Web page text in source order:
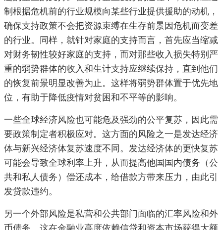
制根据危机前的行业规模向某些行业提供援助的动机，
确保支持政策不会把资源束缚在生存前景因危机而变差
的行业。同样，就针对家庭的支持而言，首先应当缩减
对财务韧性较好家庭的支持，而对那些收入损失特别严
重的弱势群体的收入和生计支持应继续保持，直到他们
的恢复前景明显改善为止。这样将弱势群体置于优先地
位，有助于降低疫情对贫困和不平等的影响。
一些全球经济风险也可能危及强劲的公平复苏，因此需
要政策制定者积极应对。这方面的风险之一是发达经济
体与新兴经济体复苏速度不同。发达经济体的更快复苏
可能会导致全球利率上升，从而提高他国国内债务（公
共和私人债务）偿还成本，给借款方带来压力，由此引
发贷款违约。
另一个外部风险是私营和公共部门面临的汇率风险和外
币债务。这在金融业高度依赖信贷和资本市场获得大额